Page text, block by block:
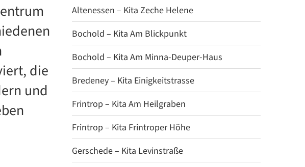
die
und
Altenessen – Kita Zeche Helene
Bochold – Kita Am Blickpunkt
Bochold – Kita Am Minna-Deuper-Haus
Bredeney – Kita Einigkeitstrasse
Frintrop – Kita Am Heilgraben
Frintrop – Kita Frintroper Höhe
Gerschede – Kita Levinstraße